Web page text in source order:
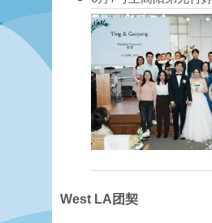
West LA团契